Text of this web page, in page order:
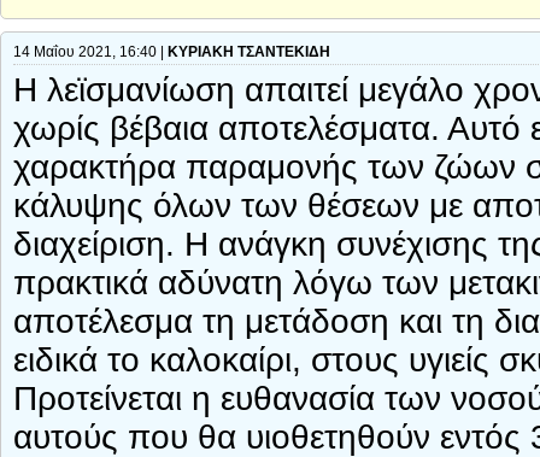
14 Μαΐου 2021, 16:40 | ΚΥΡΙΑΚΗ ΤΣΑΝΤΕΚΙΔΗ
Η λεϊσμανίωση απαιτεί μεγάλο
χωρίς βέβαια αποτελέσματα. Αυτό
χαρακτήρα παραμονής των ζώων
κάλυψης όλων των θέσεων με
διαχείριση. Η ανάγκη συνέχισης
πρακτικά αδύνατη λόγω των
αποτέλεσμα τη μετάδοση και τη
ειδικά το καλοκαίρι, στους
Προτείνεται η ευθανασία των
αυτούς που θα υιοθετηθούν